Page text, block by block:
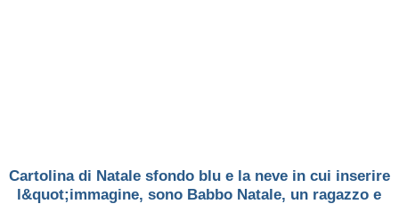
Cartolina di Natale sfondo blu e la neve in cui inserire
l&quot;immagine, sono Babbo Natale, un ragazzo e